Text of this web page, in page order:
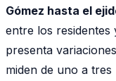
Gómez hasta el
entre los residentes
presenta
miden de uno a